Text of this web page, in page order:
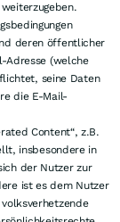
deren öffentlicher
Adresse (welche
seine Daten
die E-Mail-
Content“, z.B.
insbesondere in
der Nutzer zur
ist es dem Nutzer